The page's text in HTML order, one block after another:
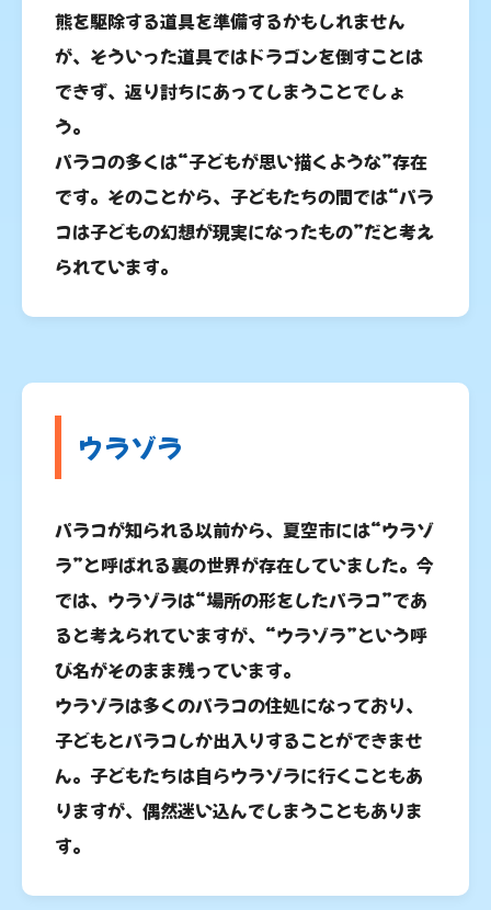
熊を駆除する道具を準備するかもしれません
が、そういった道具ではドラゴンを倒すことは
できず、返り討ちにあってしまうことでしょ
う。
パラコの多くは“子どもが思い描くような”存在
です。そのことから、子どもたちの間では“パラ
コは子どもの幻想が現実になったもの”だと考え
られています。
ウラゾラ
パラコが知られる以前から、夏空市には“ウラゾ
ラ”と呼ばれる裏の世界が存在していました。今
では、ウラゾラは“場所の形をしたパラコ”であ
ると考えられていますが、“ウラゾラ”という呼
び名がそのまま残っています。
ウラゾラは多くのパラコの住処になっており、
子どもとパラコしか出入りすることができませ
ん。子どもたちは自らウラゾラに行くこともあ
りますが、偶然迷い込んでしまうこともありま
す。